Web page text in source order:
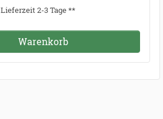
Lieferzeit 2-3 Tage **
Warenkorb